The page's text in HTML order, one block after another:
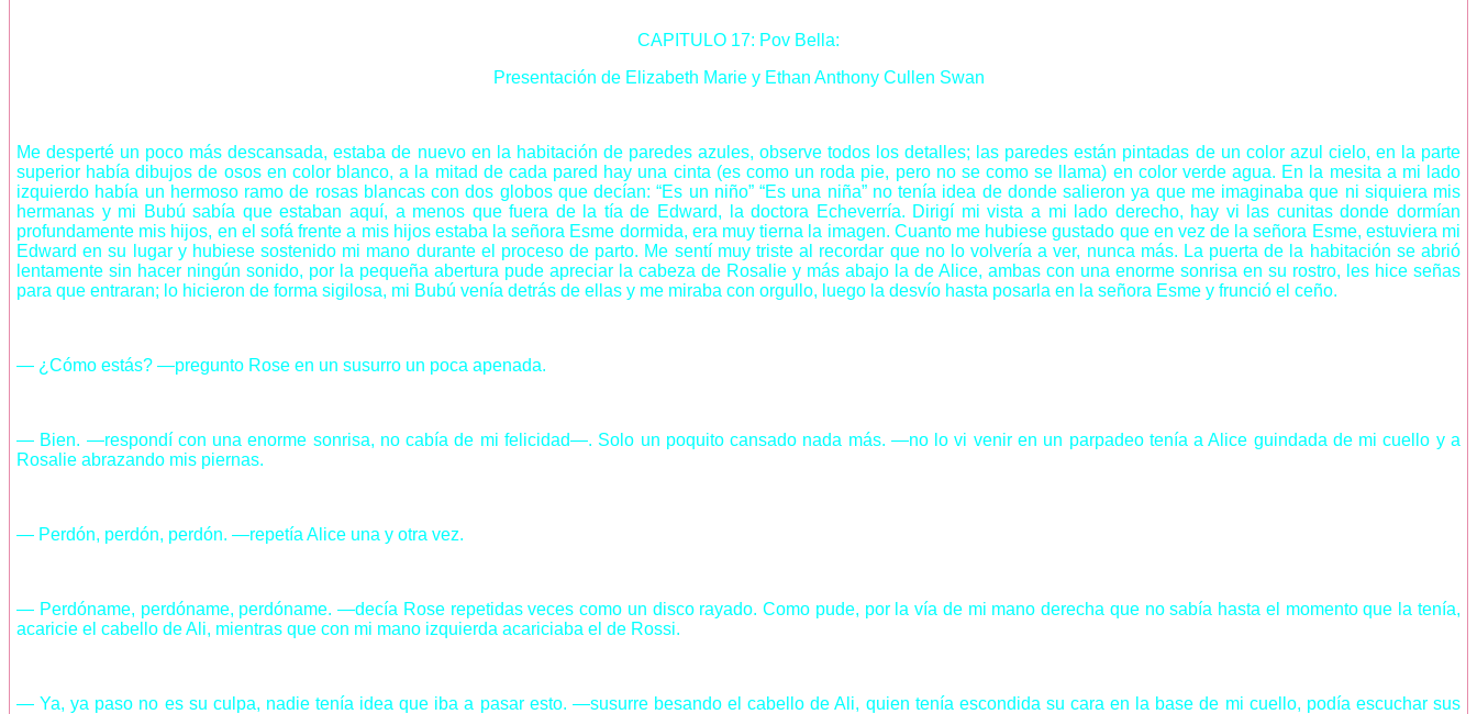
CAPITULO 17: Pov Bella:
Presentación de Elizabeth Marie y Ethan Anthony Cullen Swan
Me desperté un poco más descansada, estaba de nuevo en la habitación de paredes azules, observe todos los detalles; las paredes están pintadas de un color azul cielo, en la parte
superior había dibujos de osos en color blanco, a la mitad de cada pared hay una cinta (es como un roda pie, pero no se como se llama) en color verde agua. En la mesita a mi lado
izquierdo había un hermoso ramo de rosas blancas con dos globos que decían: “Es un niño” “Es una niña” no tenía idea de donde salieron ya que me imaginaba que ni siquiera mis
hermanas y mi Bubú sabía que estaban aquí, a menos que fuera de la tía de Edward, la doctora Echeverría. Dirigí mi vista a mi lado derecho, hay vi las cunitas donde dormían
profundamente mis hijos, en el sofá frente a mis hijos estaba la señora Esme dormida, era muy tierna la imagen. Cuanto me hubiese gustado que en vez de la señora Esme, estuviera mi
Edward en su lugar y hubiese sostenido mi mano durante el proceso de parto. Me sentí muy triste al recordar que no lo volvería a ver, nunca más. La puerta de la habitación se abrió
lentamente sin hacer ningún sonido, por la pequeña abertura pude apreciar la cabeza de Rosalie y más abajo la de Alice, ambas con una enorme sonrisa en su rostro, les hice señas
para que entraran; lo hicieron de forma sigilosa, mi Bubú venía detrás de ellas y me miraba con orgullo, luego la desvío hasta posarla en la señora Esme y frunció el ceño.
— ¿Cómo estás? —pregunto Rose en un susurro un poca apenada.
— Bien. —respondí con una enorme sonrisa, no cabía de mi felicidad—. Solo un poquito cansado nada más. —no lo vi venir en un parpadeo tenía a Alice guindada de mi cuello y a
Rosalie abrazando mis piernas.
— Perdón, perdón, perdón. —repetía Alice una y otra vez.
— Perdóname, perdóname, perdóname. —decía Rose repetidas veces como un disco rayado. Como pude, por la vía de mi mano derecha que no sabía hasta el momento que la tenía,
acaricie el cabello de Ali, mientras que con mi mano izquierda acariciaba el de Rossi.
— Ya, ya paso no es su culpa, nadie tenía idea que iba a pasar esto. —susurre besando el cabello de Ali, quien tenía escondida su cara en la base de mi cuello, podía escuchar sus